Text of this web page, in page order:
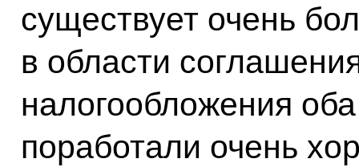
существует очень
в области
налогообложения
поработали очень